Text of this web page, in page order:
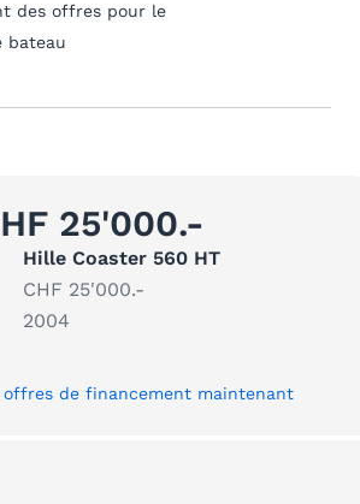
des offres pour le
bateau
25'000.-
Hille Coaster 560 HT
CHF 25'000.-
2004
offres de financement maintenant